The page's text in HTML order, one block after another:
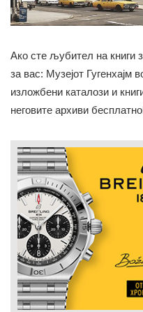
Ако сте љубител на книги
за вас: Музејот Гугенхајм
изложбени каталози и
неговите архиви